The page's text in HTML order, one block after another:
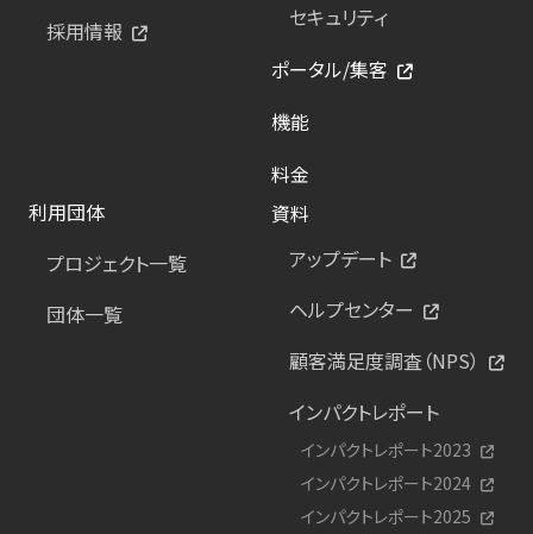
採用情報
セキュリティ
ポータル/集客
機能
料金
利用団体
プロジェクト一覧
団体一覧
資料
アップデート
ヘルプセンター
顧客満足度調査（NPS）
インパクトレポート
インパクトレポート2023
インパクトレポート2024
インパクトレポート2025